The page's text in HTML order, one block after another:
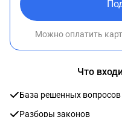
Можно оплатить
Что
База решенных вопросов
Разборы законов